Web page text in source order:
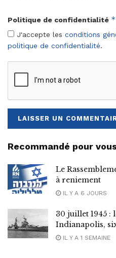
Politique de confidentialité *
J'accepte les conditions
politique de confidentialité.
Recommandé pour
Le
à reniement
IL Y A 6 JOURS
30 juillet 1945 :
Indianapolis,
IL Y A 1 SEMAINE